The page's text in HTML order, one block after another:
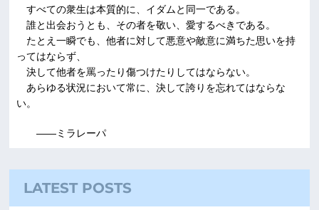
すべての衆生は本質的に、イダムと同一である。
誰と出会おうとも、その者を敬い、愛するべきである。
たとえ一瞬でも、他者に対して悪意や敵意に満ちた思いを持
ってはならず、
決して他者を罵ったり傷つけたりしてはならない。
あらゆる状況において常に、決して誇りを忘れてはならな
い。
――ミラレーパ
LATEST POSTS